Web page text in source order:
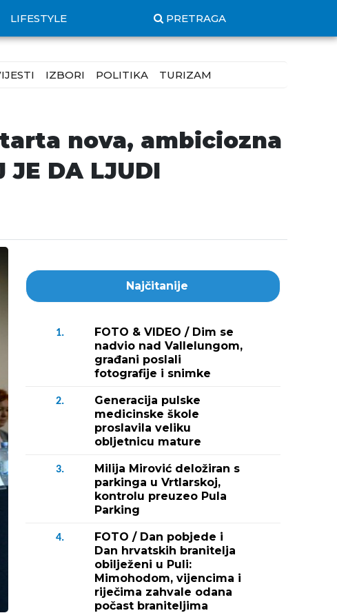
LIFESTYLE PRETRAGA
IZBORI POLITIKA TURIZAM
nova, ambiciozna
DA LJUDI
Najčitanije
1.
FOTO & VIDEO / Dim se
nadvio nad Vallelungom,
građani poslali
fotografije i snimke
2.
Generacija pulske
medicinske škole
proslavila veliku
obljetnicu mature
3.
Milija Mirović deložiran s
parkinga u Vrtlarskoj,
kontrolu preuzeo Pula
Parking
4.
FOTO / Dan pobjede i
Dan hrvatskih branitelja
obilježeni u Puli:
Mimohodom, vijencima i
riječima zahvale odana
počast braniteljima